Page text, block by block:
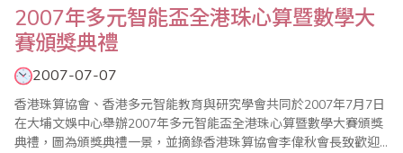
2007年多元智能盃全港珠心算暨數學大
賽頒獎典禮
2007-07-07
香港珠算協會、香港多元智能教育與研究學會共同於2007年7月7日
在大埔文娛中心舉辦2007年多元智能盃全港珠心算暨數學大賽頒獎
典禮，圖為頒獎典禮一景，並摘錄香港珠算協會李偉秋會長致歡迎